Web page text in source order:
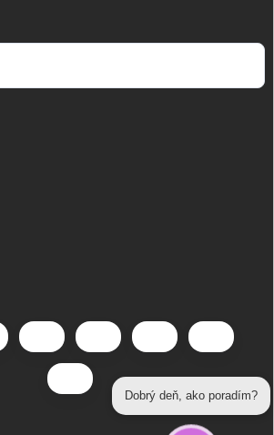
Dobrý deň, ako poradím?